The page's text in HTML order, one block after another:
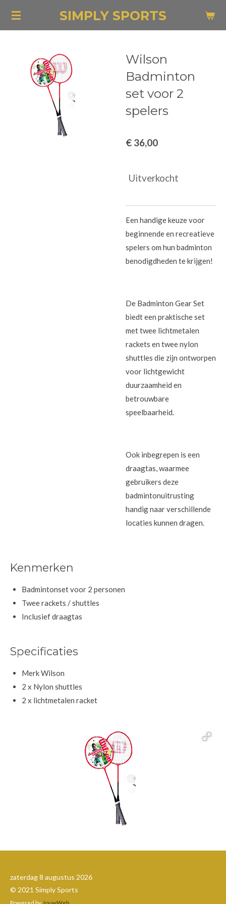
Ga
hoofdinhoud
SIMPLY SPORTS
Wilson
Badminton
set voor 2
spelers
€ 36,00
Uitverkocht
Een handige keuze voor
beginnende en recreatieve
spelers om hun badminton
benodigdheden te krijgen!
De Badminton Gear Set
biedt een praktische set
met twee lichtmetalen
rackets en twee nylon
shuttles die zijn ontworpen
voor lichtgewicht
duurzaamheid en
betrouwbare
speelbaarheid.
Ook inbegrepen is een
draagtas, waarmee
gebruikers deze
badmintonuitrusting
handig naar verschillende
locaties kunnen dragen.
Kenmerken
Badmintonset voor 2 personen
Twee rackets / shuttles
Inclusief draagtas
Specificaties
Merk Wilson
2 x Nylon shuttles
2 x lichtmetalen racket
zaterdag 8 augustus 2026
© 2021 Simply Sports
Powered by JouwWeb